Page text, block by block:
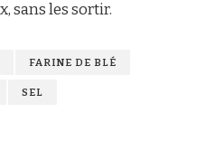
sans les sortir.
FARINE DE BLÉ
SEL